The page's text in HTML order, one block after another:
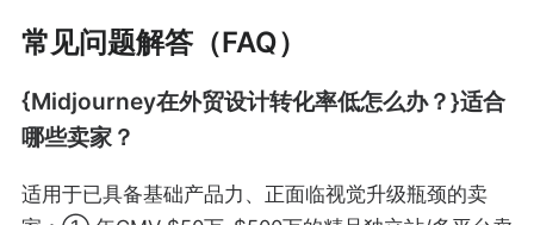
常见问题解答（FAQ）
{Midjourney在外贸设计转化率低怎么办？}适合
哪些卖家？
适用于已具备基础产品力、正面临视觉升级瓶颈的卖